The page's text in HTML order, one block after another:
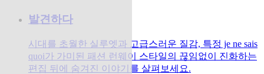
발견하다
시대를 초월한 실루엣과 고급스러운 질감, 특정 je ne sais
quoi가 가미된 ​​패션 런웨이 스타일의 끊임없이 진화하는
편집 뒤에 숨겨진 이야기를 살펴보세요.